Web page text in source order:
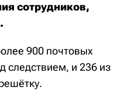
сотрудников,
900 почтовых
следствием, и 236 из